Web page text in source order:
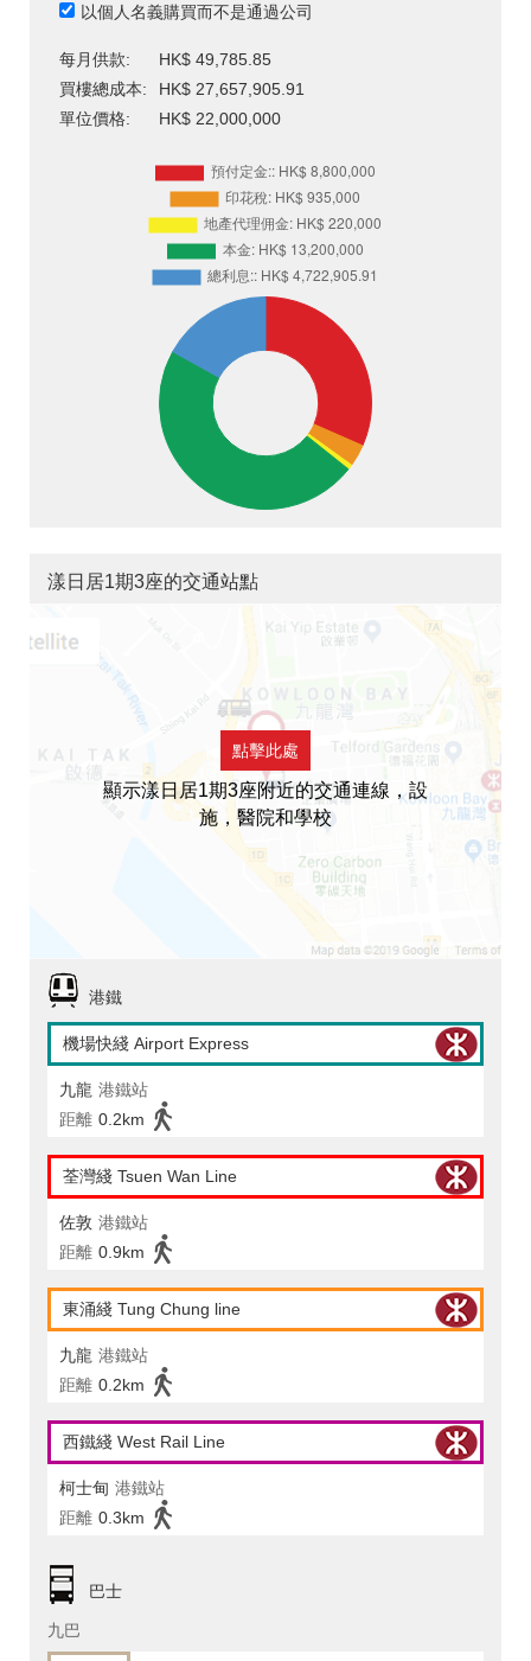
以個人名義購買而不是通過公司
每月供款:
HK$ 49,785.85
買樓總成本:
HK$ 27,657,905.91
單位價格:
HK$ 22,000,000
漾日居1期3座的交通站點
點擊此處
顯示漾日居1期3座附近的交通連線，設
施，醫院和學校
港鐵
機場快綫 Airport Express
九龍 港鐵站
距離 0.2km
荃灣綫 Tsuen Wan Line
佐敦 港鐵站
距離 0.9km
東涌綫 Tung Chung line
九龍 港鐵站
距離 0.2km
西鐵綫 West Rail Line
柯士甸 港鐵站
距離 0.3km
巴士
九巴